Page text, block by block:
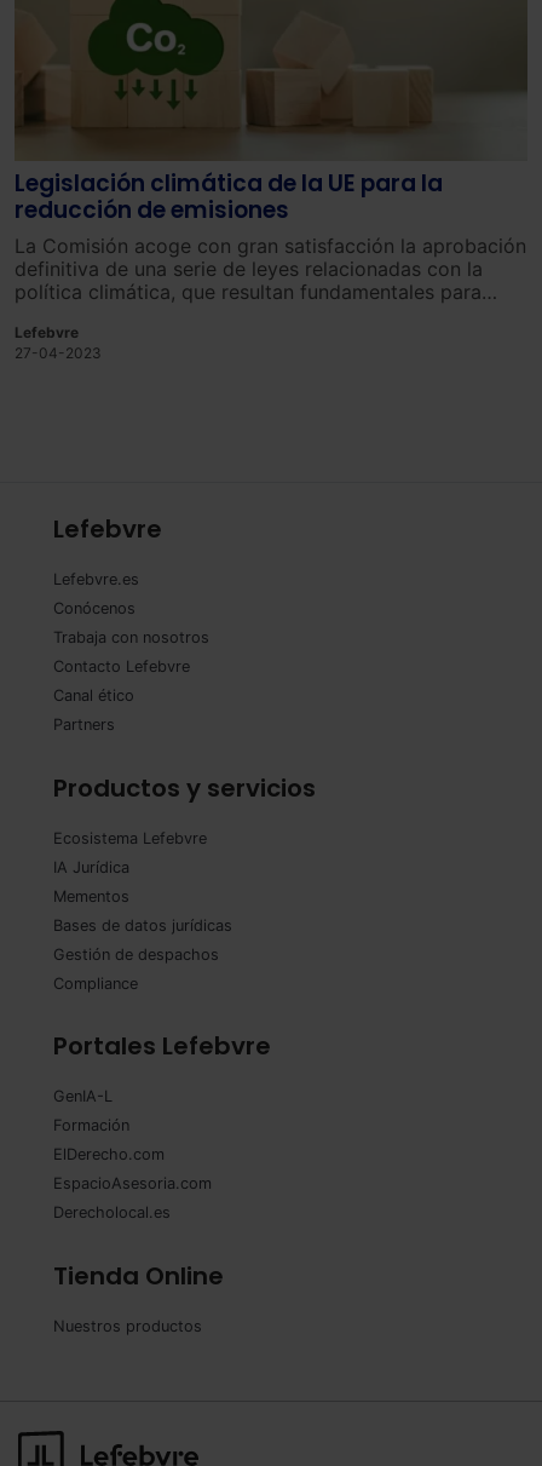
Legislación climática de la UE para la
reducción de emisiones
La Comisión acoge con gran satisfacción la aprobación
definitiva de una serie de leyes relacionadas con la
política climática, que resultan fundamentales para
2050.
Lefebvre
27-04-2023
Lefebvre
Lefebvre.es
Conócenos
Trabaja con nosotros
Contacto Lefebvre
Canal ético
Partners
Productos y servicios
Ecosistema Lefebvre
IA Jurídica
Mementos
Bases de datos jurídicas
Gestión de despachos
Compliance
Portales Lefebvre
GenIA-L
Formación
ElDerecho.com
EspacioAsesoria.com
Derecholocal.es
Tienda Online
Nuestros productos